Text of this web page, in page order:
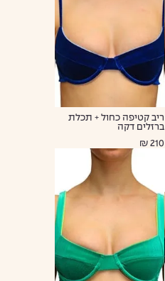
ריב קטיפה כחול + תכלת
ברזלים דקה
210 ₪